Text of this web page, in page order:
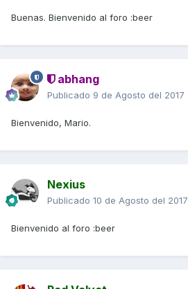
Buenas. Bienvenido al foro :beer
abhang
Publicado 9 de Agosto del 2017
Bienvenido, Mario.
Nexius
Publicado 10 de Agosto del 2017
Bienvenido al foro :beer